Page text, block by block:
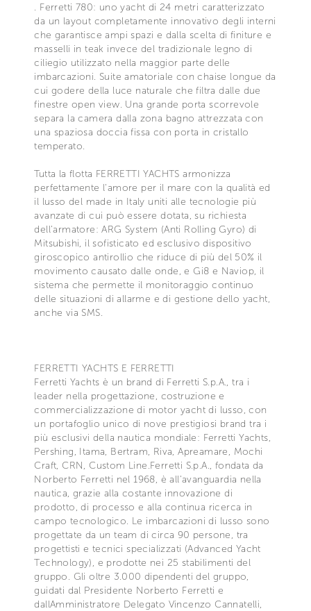
. Ferretti 780: uno yacht di 24 metri caratterizzato
da un layout completamente innovativo degli interni
che garantisce ampi spazi e dalla scelta di finiture e
masselli in teak invece del tradizionale legno di
ciliegio utilizzato nella maggior parte delle
imbarcazioni. Suite amatoriale con chaise longue da
cui godere della luce naturale che filtra dalle due
finestre open view. Una grande porta scorrevole
separa la camera dalla zona bagno attrezzata con
una spaziosa doccia fissa con porta in cristallo
temperato.
Tutta la flotta FERRETTI YACHTS armonizza
perfettamente l'amore per il mare con la qualità ed
il lusso del made in Italy uniti alle tecnologie più
avanzate di cui può essere dotata, su richiesta
dell'armatore: ARG System (Anti Rolling Gyro) di
Mitsubishi, il sofisticato ed esclusivo dispositivo
giroscopico antirollio che riduce di più del 50% il
movimento causato dalle onde, e Gi8 e Naviop, il
sistema che permette il monitoraggio continuo
delle situazioni di allarme e di gestione dello yacht,
anche via SMS.
FERRETTI YACHTS E FERRETTI
Ferretti Yachts è un brand di Ferretti S.p.A., tra i
leader nella progettazione, costruzione e
commercializzazione di motor yacht di lusso, con
un portafoglio unico di nove prestigiosi brand tra i
più esclusivi della nautica mondiale: Ferretti Yachts,
Pershing, Itama, Bertram, Riva, Apreamare, Mochi
Craft, CRN, Custom Line.Ferretti S.p.A., fondata da
Norberto Ferretti nel 1968, è all'avanguardia nella
nautica, grazie alla costante innovazione di
prodotto, di processo e alla continua ricerca in
campo tecnologico. Le imbarcazioni di lusso sono
progettate da un team di circa 90 persone, tra
progettisti e tecnici specializzati (Advanced Yacht
Technology), e prodotte nei 25 stabilimenti del
gruppo. Gli oltre 3.000 dipendenti del gruppo,
guidati dal Presidente Norberto Ferretti e
dallAmministratore Delegato Vincenzo Cannatelli,